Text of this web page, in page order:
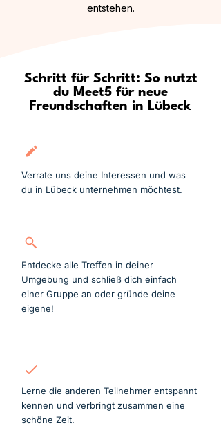
entstehen.
Schritt für Schritt: So nutzt
du Meet5 für neue
Freundschaften in Lübeck
Verrate uns deine Interessen und was
du in Lübeck unternehmen möchtest.
Entdecke alle Treffen in deiner
Umgebung und schließ dich einfach
einer Gruppe an oder gründe deine
eigene!
Lerne die anderen Teilnehmer entspannt
kennen und verbringt zusammen eine
schöne Zeit.